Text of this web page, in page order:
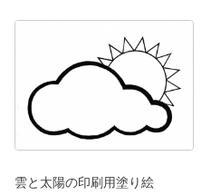
雲と太陽の印刷用塗り絵